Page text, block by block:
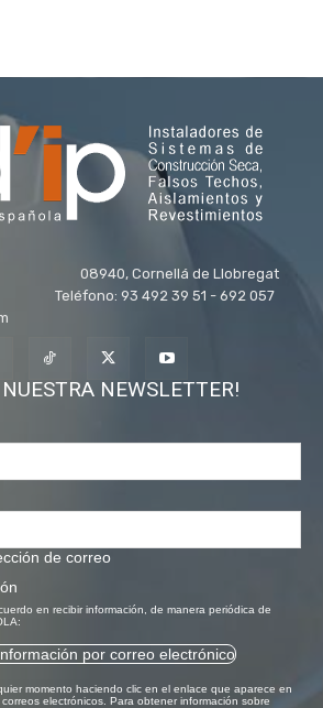
08940, Cornellá de Llobregat
93 492 39 51 - 692 057
NUESTRA NEWSLETTER!
de correo
en recibir información, de manera periódica de
por correo electrónico
momento haciendo clic en el enlace que aparece en
electrónicos. Para obtener información sobre